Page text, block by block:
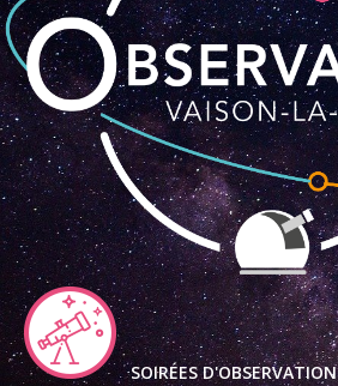
SOIRÉES D'OBSERVATION